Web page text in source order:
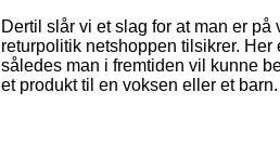
Dertil slår vi et slag for at man er
returpolitik netshoppen tilsikrer.
således man i fremtiden vil kunne
et produkt til en voksen eller et barn.